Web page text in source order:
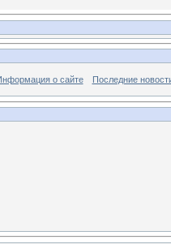
о сайте Последние